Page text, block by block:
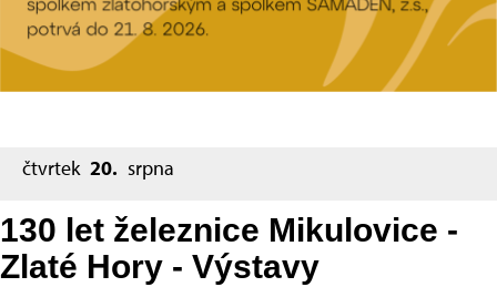
čtvrtek 20. srpna
130 let železnice Mikulovice -
Zlaté Hory - Výstavy